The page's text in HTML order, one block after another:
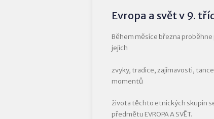
Evropa a svět v 9.
Během měsíce března
jejich
zvyky, tradice, zajímavosti,
momentů
života těchto etnických skupin
předmětu EVROPA A SVĚT.